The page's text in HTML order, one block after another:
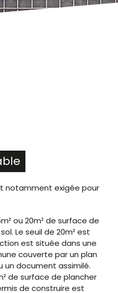
notamment exigée pour
ou 20m² de surface de
Le seuil de 20m² est
est située dans une
couverte par un plan
un document assimilé.
de surface de plancher
de construire est